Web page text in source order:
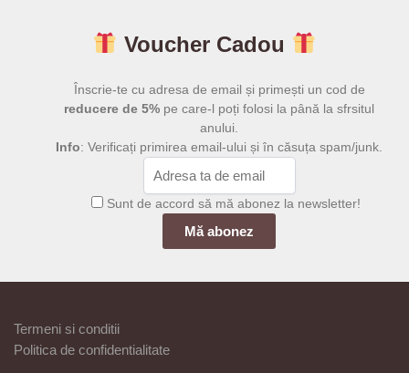
variații.
pot
fi
în
produsului.
variații.
pot
fi
în
produsului.
Voucher Cadou
Înscrie-te cu adresa de email și primești un cod de
reducere de 5% pe care-l poți folosi la până la sfrsitul
anului.
Info: Verificați primirea email-ului și în căsuța spam/junk.
Sunt de accord să mă abonez la newsletter!
Termeni si conditii
Politica de confidentialitate